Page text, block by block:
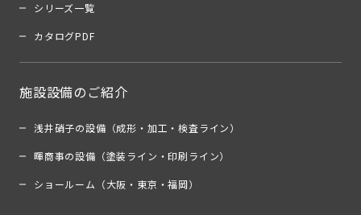
シリーズ一覧
カタログPDF
施設設備のご紹介
浅井硝子の設備（成形・加工・検査ライン）
暉商事の設備（塗装ライン・印刷ライン）
ショールーム（大阪・東京・福岡）